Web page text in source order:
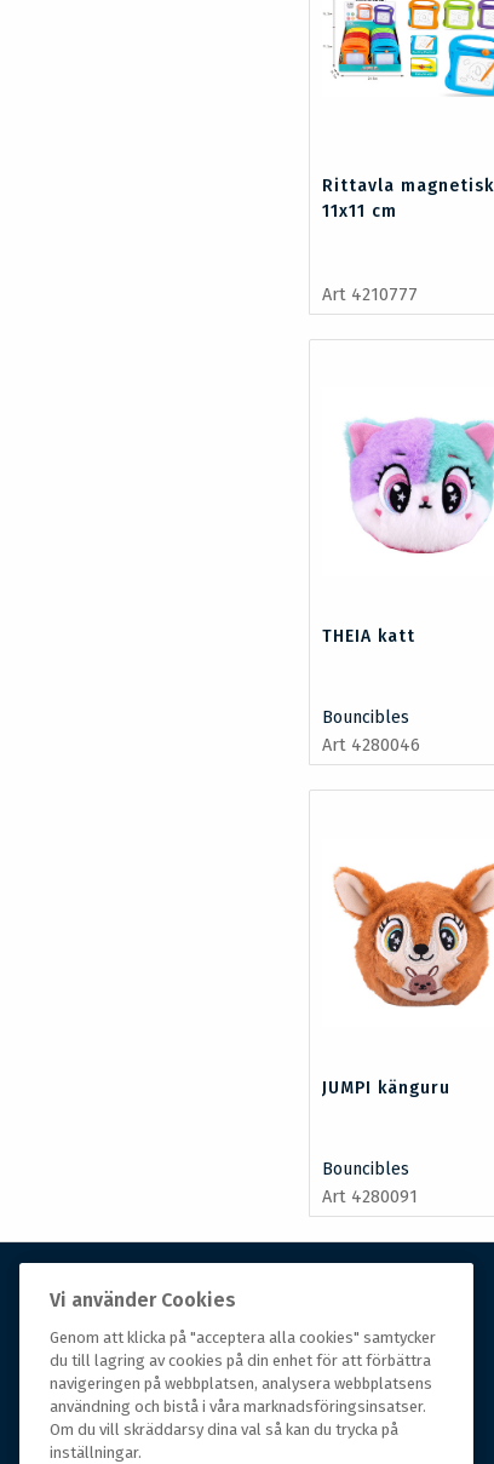
Rittavla magnetisk
11x11 cm
Art 4210777
THEIA katt
Bouncibles
Art 4280046
JUMPI känguru
Bouncibles
Art 4280091
Om Hall Miba
Hall Miba är grossisten som funnits på marknaden i
över 150 år. Från huvudkontoret i småländska Växjö
styrs hela organisationen, som erbjuder prisvärda
produkter till kunder i rörelse.
Vi använder Cookies
Genom att klicka på "acceptera alla cookies" samtycker
du till lagring av cookies på din enhet för att förbättra
navigeringen på webbplatsen, analysera webbplatsens
användning och bistå i våra marknadsföringsinsatser.
Om du vill skräddarsy dina val så kan du trycka på
inställningar.